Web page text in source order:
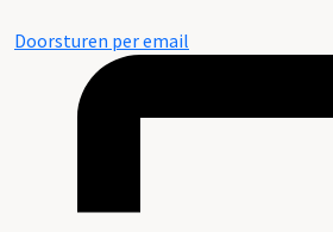
Doorsturen per email